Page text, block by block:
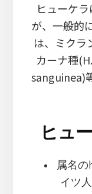
ヒューケ
が、一般的
は、ミクラ
カーナ種
sanguinea)
ヒュ
属名の
イツ